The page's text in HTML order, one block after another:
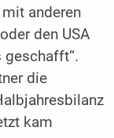
anderen
den USA
geschafft“.
die
kam